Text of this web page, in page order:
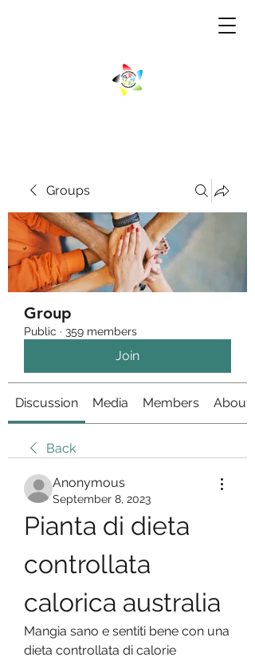
Groups
Group
Public · 359 members
Join
Discussion Media Members About
Back
Anonymous
September 8, 2023
Pianta di dieta
controllata
calorica australia
Mangia sano e sentiti bene con una
dieta controllata di calorie